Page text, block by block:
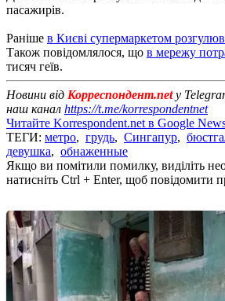
пасажирів.
Раніше в Києві супермаркетом
Також повідомлялося, що в мережу
тисяч геїв.
Новини від Корреспондент.netу
наш канал https://t.me/korrespondentnet
Читайте Korrespondent.net в Google
ТЕГИ: метро, грудь, Сингапур,
девушка, обнаженные
Якщо ви помітили помилку, виділіть
натисніть Ctrl + Enter, щоб повідомити